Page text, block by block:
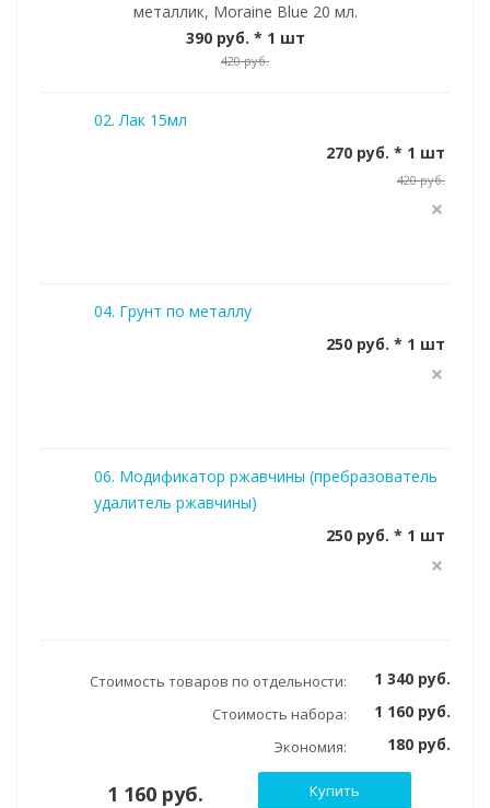
металлик, Moraine Blue 20 мл.
390 руб. * 1 шт
420 руб.
02. Лак 15мл
270 руб. * 1 шт
420 руб.
04. Грунт по металлу
250 руб. * 1 шт
06. Модификатор ржавчины (пребразователь
удалитель ржавчины)
250 руб. * 1 шт
Стоимость товаров по отдельности: 1 340 руб.
Стоимость набора: 1 160 руб.
Экономия: 180 руб.
1 160 руб. Купить